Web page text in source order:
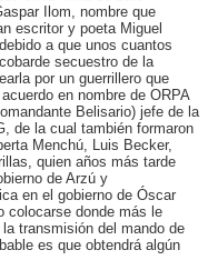
Ilom, nombre que
escritor y poeta Miguel
a que unos cuantos
secuestro de la
por un guerrillero que
en nombre de ORPA
Belisario) jefe de la
de la cual también formaron
Menchú, Luis Becker,
quien años más tarde
de Arzú y
en el gobierno de Óscar
colocarse donde más le
transmisión del mando de
es que obtendrá algún